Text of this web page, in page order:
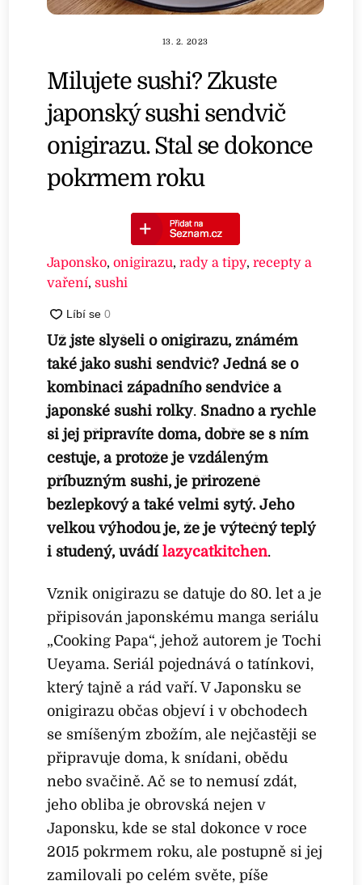
13. 2. 2023
Milujete sushi? Zkuste
japonský sushi sendvič
onigirazu. Stal se dokonce
pokrmem roku
Japonsko,onigirazu,rady a tipy,recepty a
vaření,sushi
Už jste slyšeli o onigirazu, známém
také jako sushi sendvič? Jedná se o
kombinaci západního sendviče a
japonské sushi rolky. Snadno a rychle
si jej připravíte doma, dobře se s ním
cestuje, a protože je vzdáleným
příbuzným sushi, je přirozeně
bezlepkový a také velmi sytý. Jeho
velkou výhodou je, že je výtečný teplý
i studený, uvádílazycatkitchen.
Vznik onigirazu se datuje do 80. let a je
připisován japonskému manga seriálu
„Cooking Papa“, jehož autorem je Tochi
Ueyama. Seriál pojednává o tatínkovi,
který tajně a rád vaří. V Japonsku se
onigirazu občas objeví i v obchodech
se smíšeným zbožím, ale nejčastěji se
připravuje doma, k snídani, obědu
nebo svačině. Ač se to nemusí zdát,
jeho obliba je obrovská nejen v
Japonsku, kde se stal dokonce v roce
2015 pokrmem roku, ale postupně si jej
zamilovali po celém světe, píše